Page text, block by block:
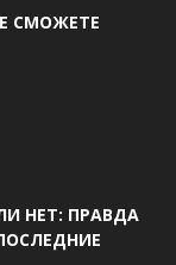
СМОЖЕТЕ
НЕТ: ПРАВДА